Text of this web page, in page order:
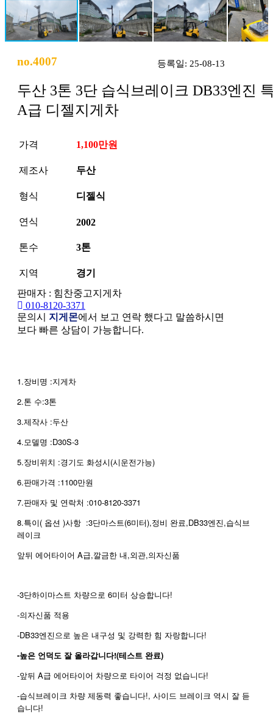
no.4007 등록일: 25-08-13
두산 3톤 3단 습식브레이크 DB33엔진
A급 디젤지게차
가격 1,100만원
제조사 두산
형식 디젤식
연식 2002
톤수 3톤
지역
경기
판매자 : 힘찬중고지게차
010-8120-3371
문의시 지게몬에서 보고 연락 했다고 말씀하시면
보다 빠른 상담이 가능합니다.
본문
1.장비명 :지게차
2.톤 수:3톤
3.제작사 :두산
4.모델명 :D30S-3
5.장비위치 :경기도 화성시(시운전가능)
6.판매가격 :1100만원
7.판매자 및 연락처 :010-8120-3371
8.특이( 옵션 )사항 :3단마스트(6미터),정비 완료,DB33엔진,습식브
레이크
앞뒤 에어타이어 A급,깔금한 내,외관,의자신품
-3단하이마스트 차량으로 6미터 상승합니다!
-의자신품 적용
-DB33엔진으로 높은 내구성 및 강력한 힘 자랑합니다!
-높은 언덕도 잘 올라갑니다!(테스트 완료)
-앞뒤 A급 에어타이어 차량으로 타이어 걱정 없습니다!
-습식브레이크 차량 제동력 좋습니다!, 사이드 브레이크 역시 잘 듣
습니다!